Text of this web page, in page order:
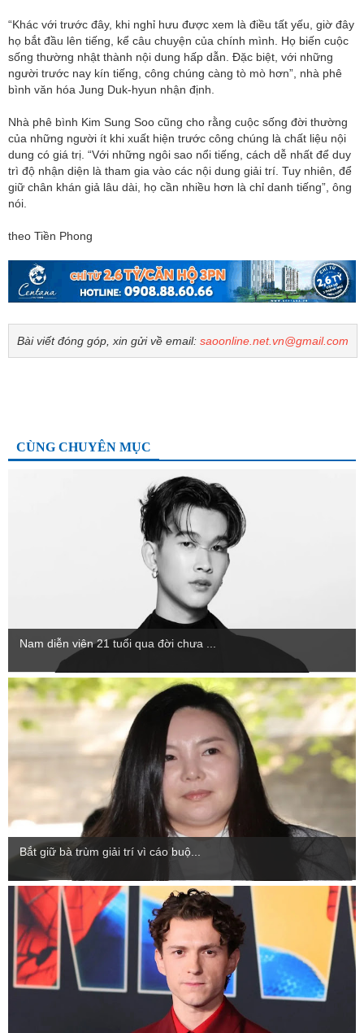
“Khác với trước đây, khi nghỉ hưu được xem là điều tất yếu, giờ đây
họ bắt đầu lên tiếng, kể câu chuyện của chính mình. Họ biến cuộc
sống thường nhật thành nội dung hấp dẫn. Đặc biệt, với những
người trước nay kín tiếng, công chúng càng tò mò hơn”, nhà phê
bình văn hóa Jung Duk-hyun nhận định.
Nhà phê bình Kim Sung Soo cũng cho rằng cuộc sống đời thường
của những người ít khi xuất hiện trước công chúng là chất liệu nội
dung có giá trị. “Với những ngôi sao nổi tiếng, cách dễ nhất để duy
trì độ nhận diện là tham gia vào các nội dung giải trí. Tuy nhiên, để
giữ chân khán giả lâu dài, họ cần nhiều hơn là chỉ danh tiếng”, ông
nói.
theo Tiền Phong
Bài viết đóng góp, xin gửi về email: saoonline.net.vn@gmail.com
CÙNG CHUYÊN MỤC
Nam diễn viên 21 tuổi qua đời chưa ...
Bắt giữ bà trùm giải trí vì cáo buộ...